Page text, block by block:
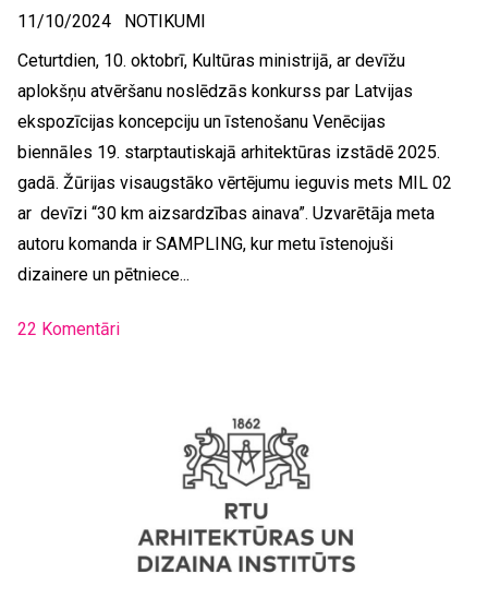
11/10/2024
NOTIKUMI
Ceturtdien, 10. oktobrī, Kultūras ministrijā, ar devīžu
aplokšņu atvēršanu noslēdzās konkurss par Latvijas
ekspozīcijas koncepciju un īstenošanu Venēcijas
biennāles 19. starptautiskajā arhitektūras izstādē 2025.
gadā. Žūrijas visaugstāko vērtējumu ieguvis mets MIL 02
ar devīzi “30 km aizsardzības ainava”. Uzvarētāja meta
autoru komanda ir SAMPLING, kur metu īstenojuši
dizainere un pētniece...
22 Komentāri